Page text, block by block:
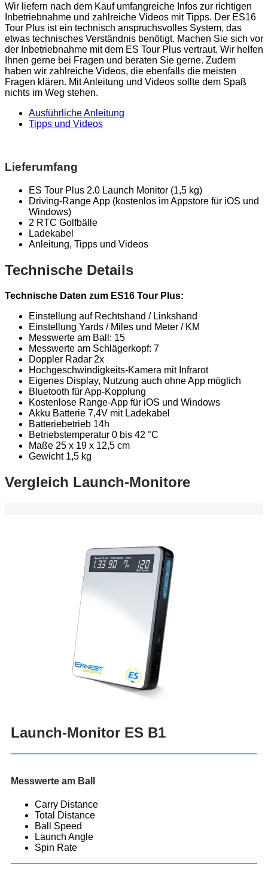
Wir liefern nach dem Kauf umfangreiche Infos zur richtigen
Inbetriebnahme und zahlreiche Videos mit Tipps. Der ES16
Tour Plus ist ein technisch anspruchsvolles System, das
etwas technisches Verständnis benötigt. Machen Sie sich vor
der Inbetriebnahme mit dem ES Tour Plus vertraut. Wir helfen
Ihnen gerne bei Fragen und beraten Sie gerne. Zudem
haben wir zahlreiche Videos, die ebenfalls die meisten
Fragen klären. Mit Anleitung und Videos sollte dem Spaß
nichts im Weg stehen.
Ausführliche Anleitung
Tipps und Videos
Lieferumfang
ES Tour Plus 2.0 Launch Monitor (1,5 kg)
Driving-Range App (kostenlos im Appstore für iOS und
Windows)
2 RTC Golfbälle
Ladekabel
Anleitung, Tipps und Videos
Technische Details
Technische Daten zum ES16 Tour Plus:
Einstellung auf Rechtshand / Linkshand
Einstellung Yards / Miles und Meter / KM
Messwerte am Ball: 15
Messwerte am Schlägerkopf: 7
Doppler Radar 2x
Hochgeschwindigkeits-Kamera mit Infrarot
Eigenes Display, Nutzung auch ohne App möglich
Bluetooth für App-Kopplung
Kostenlose Range-App für iOS und Windows
Akku Batterie 7,4V mit Ladekabel
Batteriebetrieb 14h
Betriebstemperatur 0 bis 42 °C
Maße 25 x 19 x 12,5 cm
Gewicht 1,5 kg
Vergleich Launch-Monitore
Launch-Monitor ES B1
Messwerte am Ball
Carry Distance
Total Distance
Ball Speed
Launch Angle
Spin Rate